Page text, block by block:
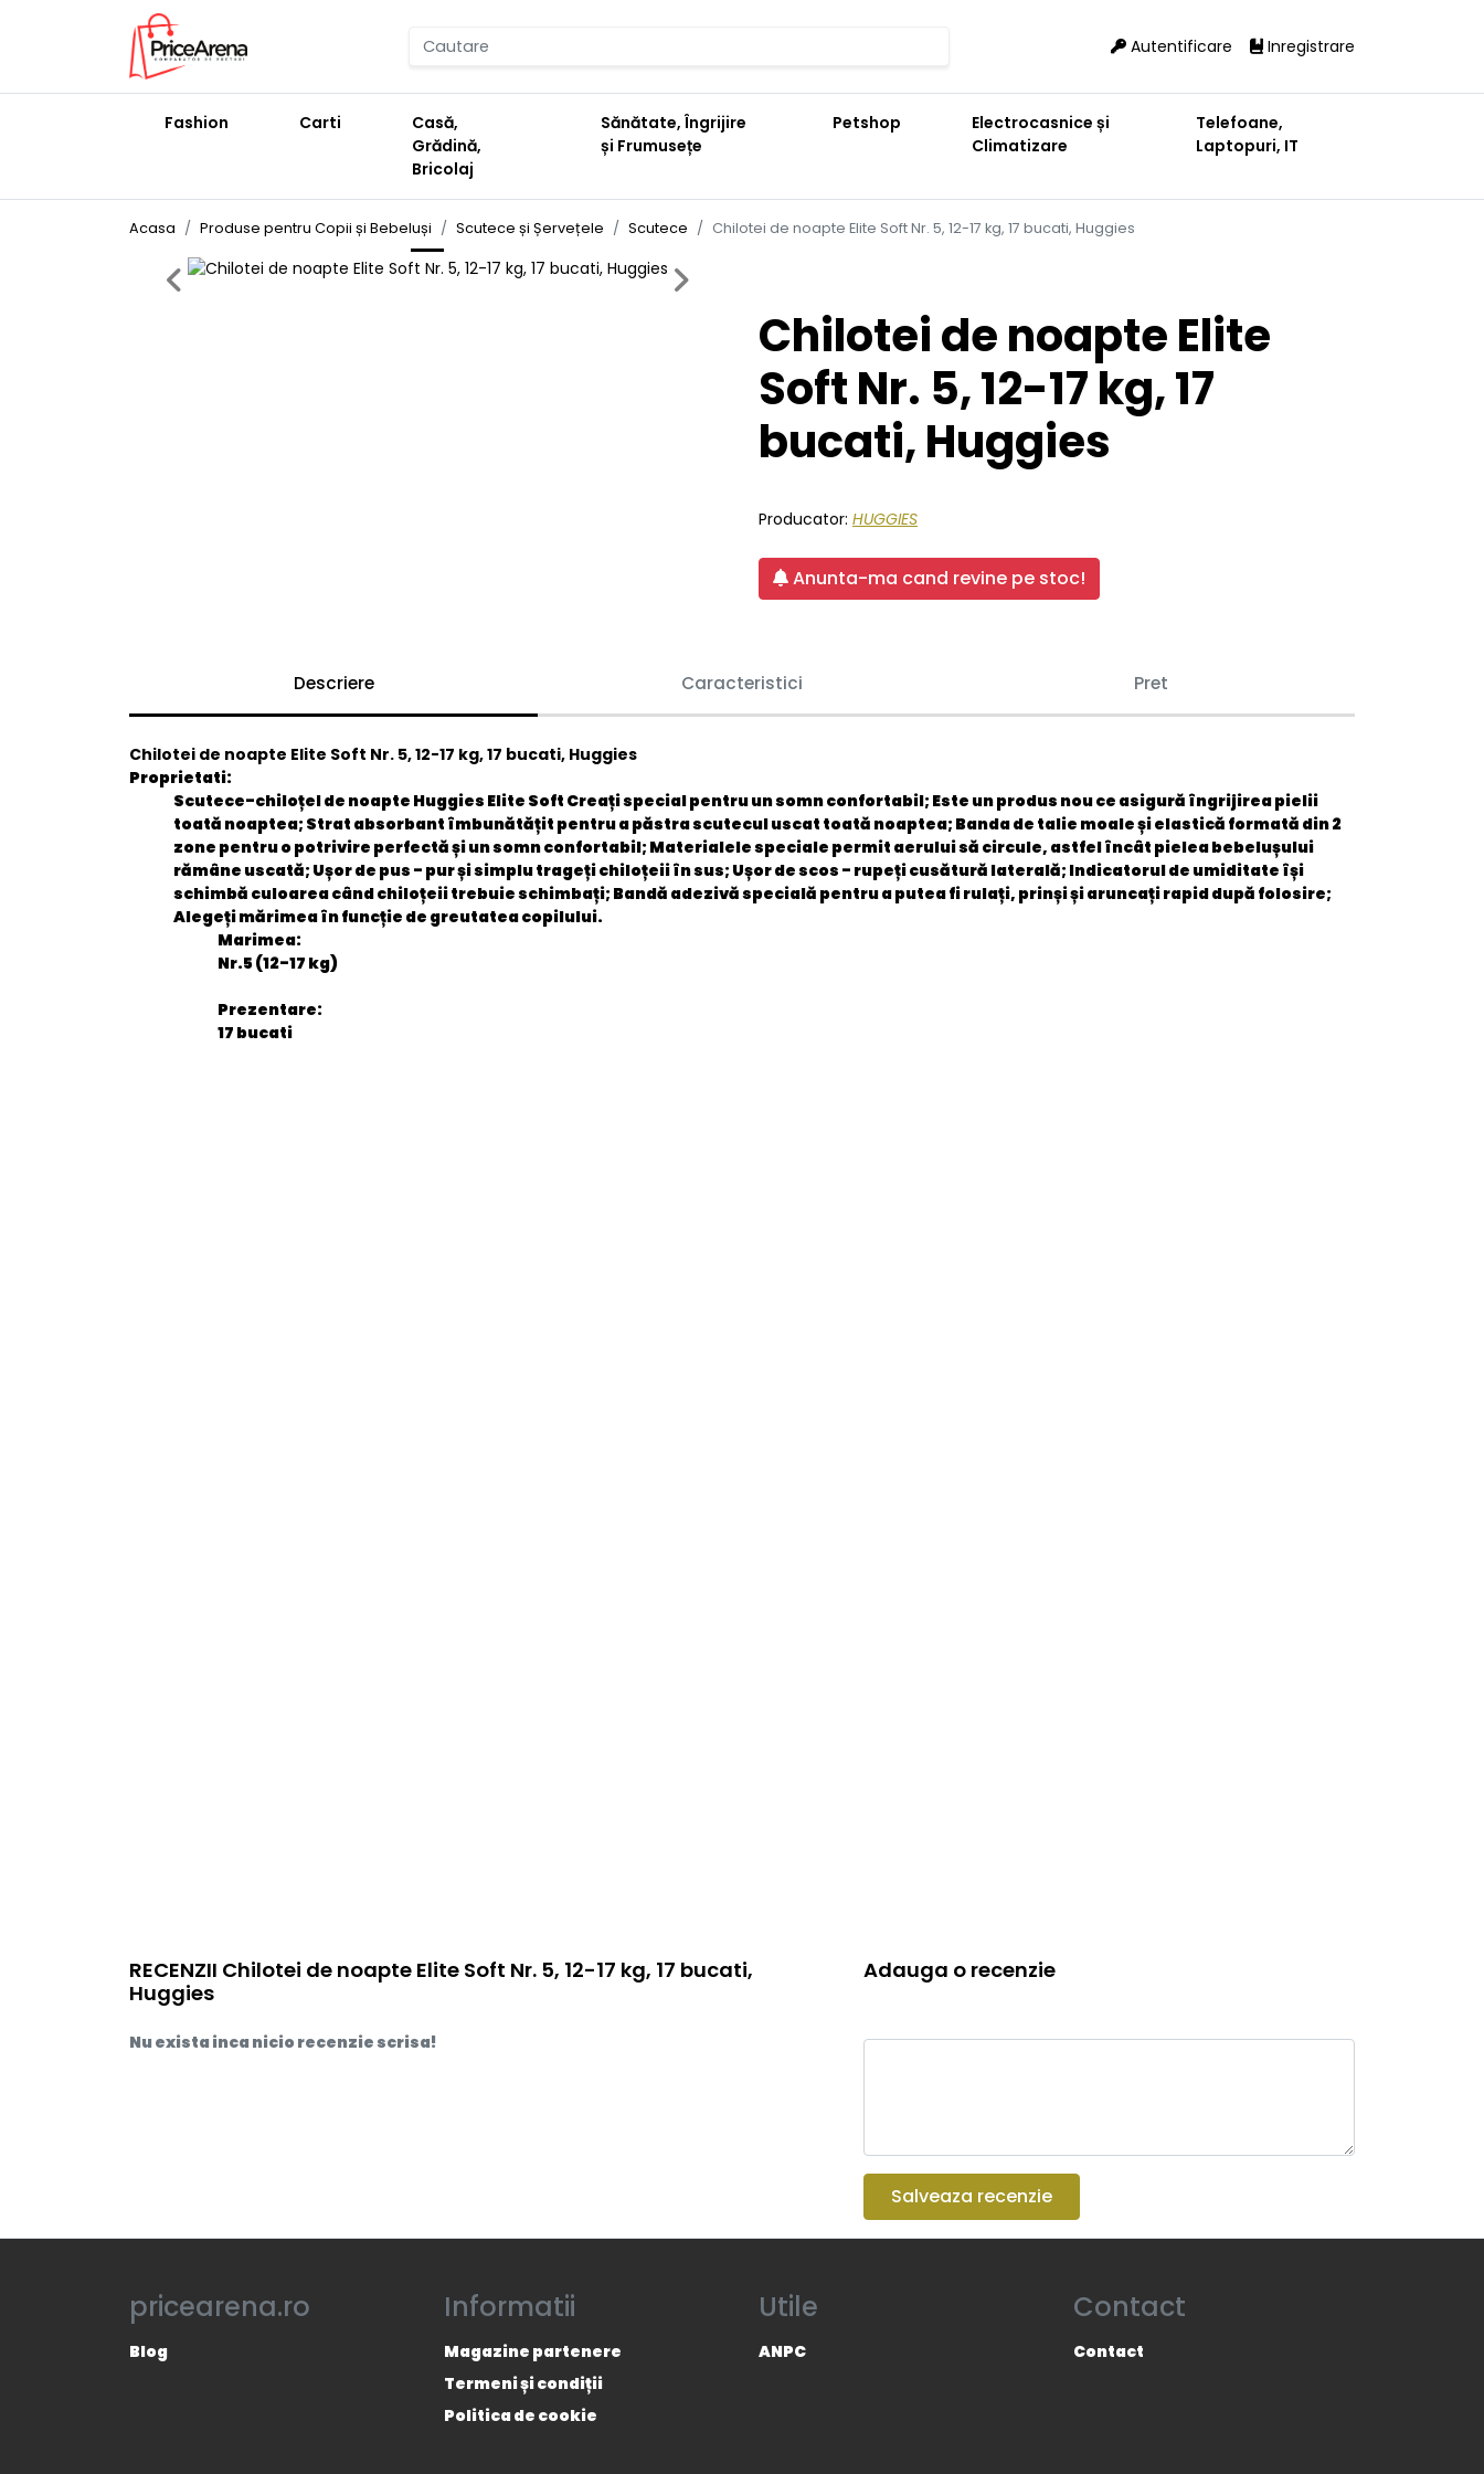
Autentificare Inregistrare
Fashion Carti
Casă,
Grădină,
Bricolaj
Sănătate, Îngrijire
și Frumusețe
Petshop
Electrocasnice și
Climatizare
Telefoane,
Laptopuri, IT
Acasa Produse pentru Copii și Bebeluși Scutece și Șervețele Scutece Chilotei de noapte Elite Soft Nr. 5, 12-17 kg, 17 bucati, Huggies
Previous Next
Chilotei de noapte Elite
Soft Nr. 5, 12-17 kg, 17
bucati, Huggies
Producator: HUGGIES
Anunta-ma cand revine pe stoc!
Descriere Caracteristici Pret
Chilotei de noapte Elite Soft Nr. 5, 12-17 kg, 17 bucati, Huggies
Proprietati:
Scutece-chiloțel de noapte Huggies Elite Soft Creați special pentru un somn confortabil; Este un produs nou ce asigură îngrijirea pielii
toată noaptea; Strat absorbant îmbunătățit pentru a păstra scutecul uscat toată noaptea; Banda de talie moale și elastică formată din 2
zone pentru o potrivire perfectă și un somn confortabil; Materialele speciale permit aerului să circule, astfel încât pielea bebelușului
rămâne uscată; Ușor de pus - pur și simplu trageți chiloțeii în sus; Ușor de scos - rupeți cusătură laterală; Indicatorul de umiditate își
schimbă culoarea când chiloțeii trebuie schimbați; Bandă adezivă specială pentru a putea fi rulați, prinși și aruncați rapid după folosire;
Alegeți mărimea în funcție de greutatea copilului.
Marimea:
Nr.5 (12-17 kg)
Prezentare:
17 bucati
RECENZII Chilotei de noapte Elite Soft Nr. 5, 12-17 kg, 17 bucati,
Huggies
Nu exista inca nicio recenzie scrisa!
Adauga o recenzie
Salveaza recenzie
pricearena.ro
Blog
Informatii
Magazine partenere
Termeni și condiții
Politica de cookie
Utile
ANPC
Contact
Contact